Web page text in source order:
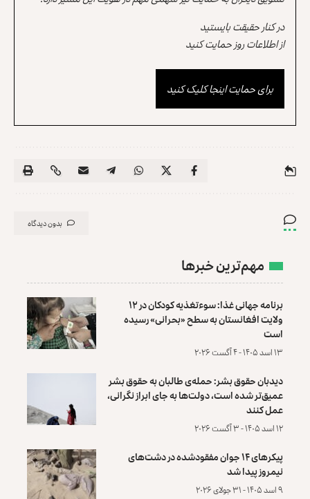
در کنار حقیقت بایستید
از اطلاعات روز حمایت کنید
برای حمایت اینجا کلیک کنید
بدون دیدگاه
مهم‌ترین خبرها
برنامه جهانی غذا: سوءتغذیه کودکان در ۱۲
ولایت افغانستان به سطح «بحرانی» رسیده
است
۱۳ اسد ۱۴۰۵ - ۴ آگست ۲۰۲۶
دیدبان حقوق بشر: حمله‌ی طالبان به حقوق بشر
عمیق‌تر شده است، دولت‌ها به جای ابراز نگرانی،
عمل کنند
۱۲ اسد ۱۴۰۵ - ۳ آگست ۲۰۲۶
پیکرهای ۱۴ جوان مفقودشده در دشت‌های
نیمروز پیدا شد
۹ اسد ۱۴۰۵ - ۳۱ جولای ۲۰۲۶